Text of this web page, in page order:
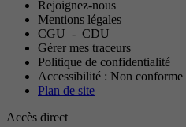
Rejoignez-nous
Mentions légales
CGU - CDU
Gérer mes traceurs
Politique de confidentialité
Accessibilité : Non conforme
Plan de site
Accès direct